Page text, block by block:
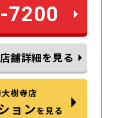
7200
店舗詳細を見る
樹寺店
ョンを見る